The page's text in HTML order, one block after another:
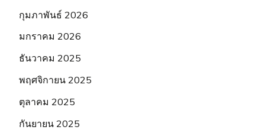
กุมภาพันธ์ 2026
มกราคม 2026
ธันวาคม 2025
พฤศจิกายน 2025
ตุลาคม 2025
กันยายน 2025